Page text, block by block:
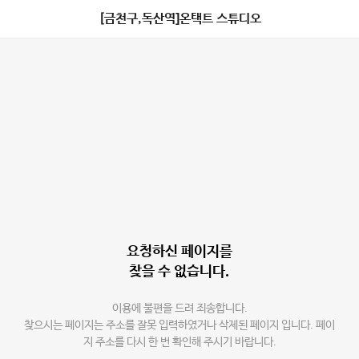
[금천구,독산역]온택트 스튜디오
요청하신 페이지를
찾을 수 없습니다.
이용에 불편을 드려 죄송합니다.
찾으시는 페이지는 주소를 잘못 입력하였거나 삭제된 페이지 입니다. 페이
지 주소를 다시 한 번 확인해 주시기 바랍니다.